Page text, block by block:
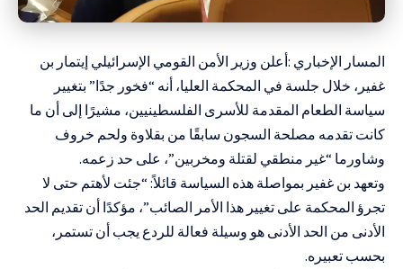
المسار الإخباري :أعلن وزير الأمن القومي الإسرائيلي إيتمار بن
غفير، خلال جلسة في المحكمة العليا، أنه “فخور جدًا” بتغيير
سياسة الطعام المقدمة للأسرى الفلسطينيين، مشيرًا إلى أن ما
كانت تقدمه مصلحة السجون سابقًا من بقلاوة ولحم خروف
وشاورما “غير منطقي لقتلة ومخربين”، على حد زعمه.
وتعهد بن غفير بمواصلة هذه السياسة قائلاً: “جئت لأهتم حتى لا
تجرؤ المحكمة على تغيير هذا الأمر الصائب”، مؤكدًا أن تقديم الحد
الأدنى من الحد الأدنى هو وسيلة فعالة للردع يجب أن تستمر،
بحسب تعبيره.